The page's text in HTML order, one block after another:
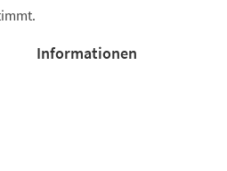
Informationen